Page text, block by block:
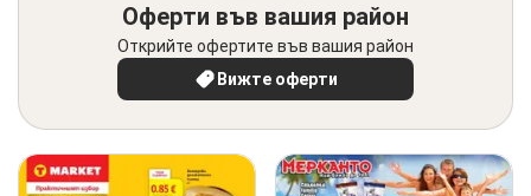
Оферти във вашия район
Открийте офертите във вашия район
Вижте оферти